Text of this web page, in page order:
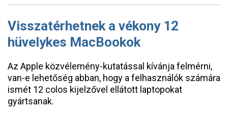
Visszatérhetnek a vékony 12
hüvelykes MacBookok
Az Apple közvélemény-kutatással kívánja felmérni,
van-e lehetőség abban, hogy a felhasználók számára
ismét 12 colos kijelzővel ellátott laptopokat
gyártsanak.